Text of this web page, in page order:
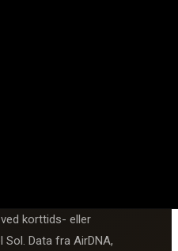
korttids- eller
Data fra AirDNA,